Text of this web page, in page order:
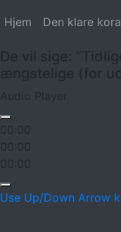
Hjem Den klare
52. Bjerget الطور 26
De vil sige:
ængstelige (for
Audio Player
00:00
00:00
00:00
Use Up/Down Arrow